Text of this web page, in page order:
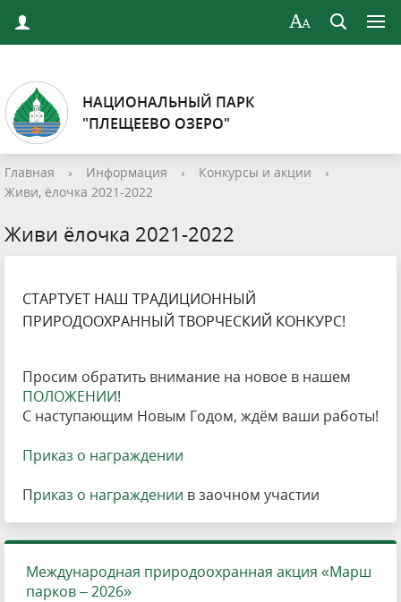
НАЦИОНАЛЬНЫЙ ПАРК
"ПЛЕЩЕЕВО ОЗЕРО"
Главная › Информация › Конкурсы и акции
›
Живи, ёлочка 2021-2022
Живи ёлочка 2021-2022
СТАРТУЕТ НАШ ТРАДИЦИОННЫЙ
ПРИРОДООХРАННЫЙ ТВОРЧЕСКИЙ КОНКУРС!
Просим обратить внимание на новое в нашем
ПОЛОЖЕНИИ!
С наступающим Новым Годом, ждём ваши работы!
Приказ о награждении
Приказ о награждении в заочном участии
Международная природоохранная акция «Марш
парков – 2026»